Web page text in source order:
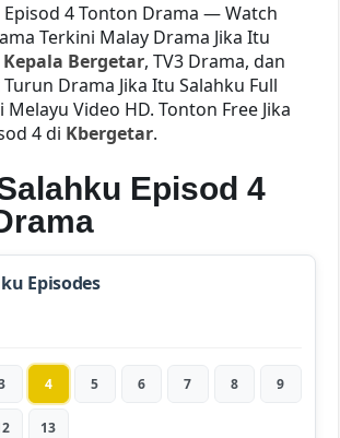
Episod 4 Tonton Drama — Watch
Terkini Malay Drama Jika Itu
Kepala Bergetar, TV3 Drama, dan
Drama Jika Itu Salahku Full
Melayu Video HD. Tonton Free Jika
4 di Kbergetar.
Episod 4
Episodes
4 5 6 7 8 9
13